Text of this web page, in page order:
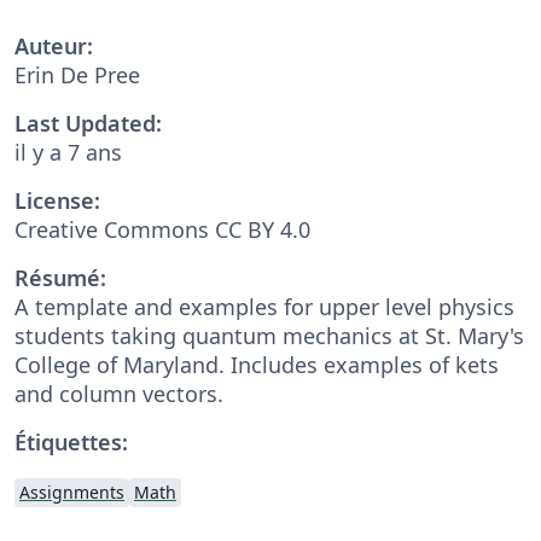
Auteur:
Erin De Pree
Last Updated:
il y a 7 ans
License:
Creative Commons CC BY 4.0
Résumé:
A template and examples for upper level physics
students taking quantum mechanics at St. Mary's
College of Maryland. Includes examples of kets
and column vectors.
Étiquettes:
Assignments Math